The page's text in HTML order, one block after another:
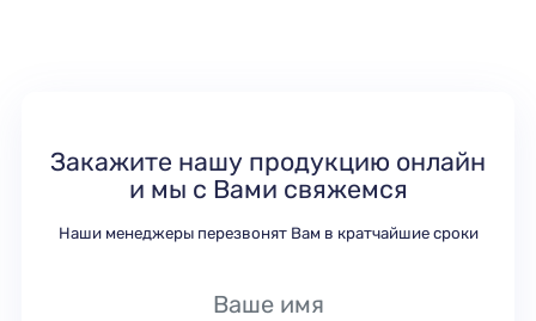
Закажите нашу продукцию онлайн
и мы с Вами свяжемся
Наши менеджеры перезвонят Вам в кратчайшие сроки